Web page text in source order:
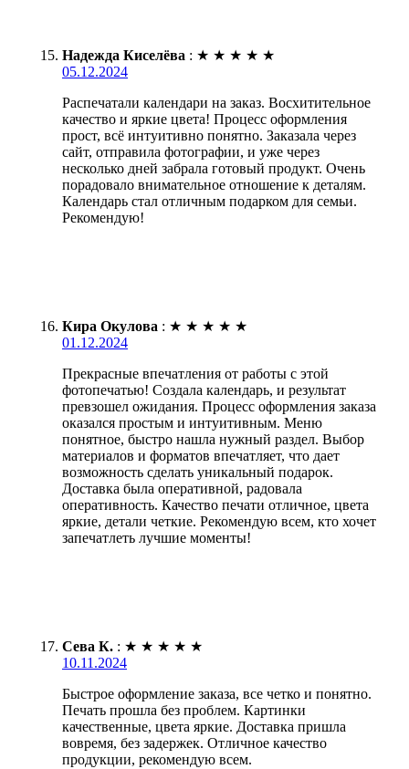
Надежда Киселёва : ★ ★ ★ ★ ★
05.12.2024
Распечатали календари на заказ. Восхитительное
качество и яркие цвета! Процесс оформления
прост, всё интуитивно понятно. Заказала через
сайт, отправила фотографии, и уже через
несколько дней забрала готовый продукт. Очень
порадовало внимательное отношение к деталям.
Календарь стал отличным подарком для семьи.
Рекомендую!
Кира Окулова : ★ ★ ★ ★ ★
01.12.2024
Прекрасные впечатления от работы с этой
фотопечатью! Создала календарь, и результат
превзошел ожидания. Процесс оформления заказа
оказался простым и интуитивным. Меню
понятное, быстро нашла нужный раздел. Выбор
материалов и форматов впечатляет, что дает
возможность сделать уникальный подарок.
Доставка была оперативной, радовала
оперативность. Качество печати отличное, цвета
яркие, детали четкие. Рекомендую всем, кто хочет
запечатлеть лучшие моменты!
Сева К. : ★ ★ ★ ★ ★
10.11.2024
Быстрое оформление заказа, все четко и понятно.
Печать прошла без проблем. Картинки
качественные, цвета яркие. Доставка пришла
вовремя, без задержек. Отличное качество
продукции, рекомендую всем.